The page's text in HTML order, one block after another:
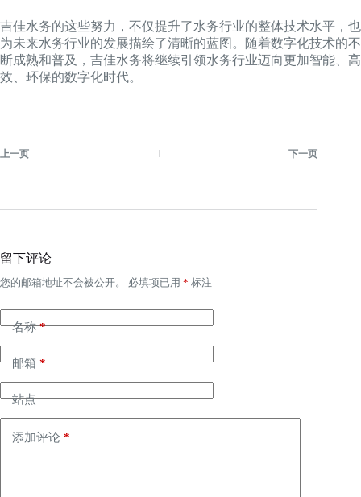
吉佳水务的这些努力，不仅提升了水务行业的整体技术水平，也
为未来水务行业的发展描绘了清晰的蓝图。随着数字化技术的不
断成熟和普及，吉佳水务将继续引领水务行业迈向更加智能、高
效、环保的数字化时代。
上一页 下一页
留下评论
您的邮箱地址不会被公开。 必填项已用 * 标注
名称*
邮箱*
站点
添加评论 *